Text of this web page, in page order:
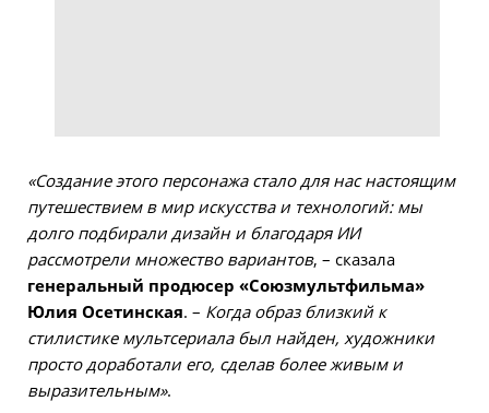
«Создание этого персонажа стало для нас настоящим
путешествием в мир искусства и технологий: мы
долго подбирали дизайн и благодаря ИИ
рассмотрели множество вариантов, – сказала
генеральный продюсер «Союзмультфильма»
Юлия Осетинская. – Когда образ близкий к
стилистике мультсериала был найден, художники
просто доработали его, сделав более живым и
выразительным».